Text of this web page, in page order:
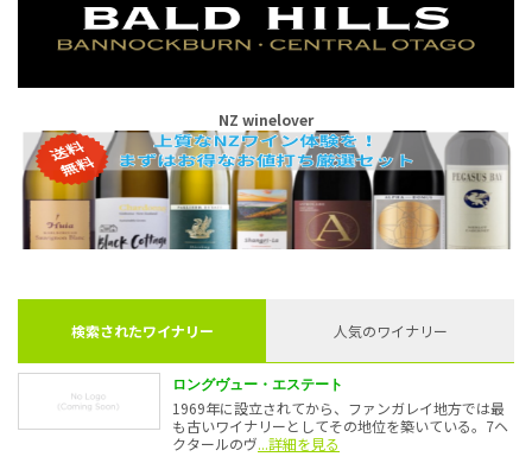
NZ winelover
検索されたワイナリー 人気のワイナリー
ロングヴュー・エステート
1969年に設立されてから、ファンガレイ地方では最
も古いワイナリーとしてその地位を築いている。7ヘ
クタールのヴ...詳細を見る